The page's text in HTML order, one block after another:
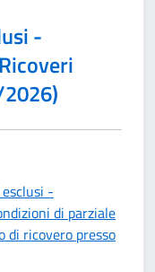
-
-
di parziale
di ricovero presso